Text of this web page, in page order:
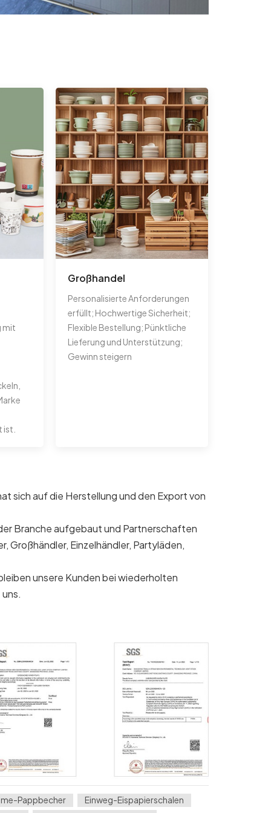
mit
Großhandel
Personalisierte Anforderungen
erfüllt; Hochwertige Sicherheit;
Flexible Bestellung; Pünktliche
Lieferung und Unterstützung;
Gewinn steigern
sich auf die Herstellung und den Export von
Branche aufgebaut und Partnerschaften
Großhändler, Einzelhändler, Partyläden,
unsere Kunden bei wiederholten
Pappbecher
Einweg-Eispapierschalen